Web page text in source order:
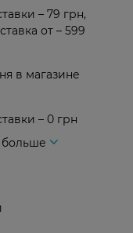
– 79 грн,
от – 599
в магазине
– 0 грн
больше